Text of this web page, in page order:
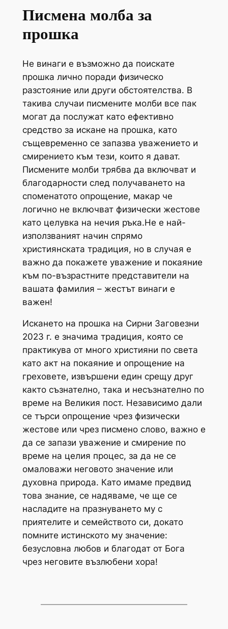
Писмена молба за
прошка
Не винаги е възможно да поискате
прошка лично поради физическо
разстояние или други обстоятелства. В
такива случаи писмените молби все пак
могат да послужат като ефективно
средство за искане на прошка, като
същевременно се запазва уважението и
смирението към тези, които я дават.
Писмените молби трябва да включват и
благодарности след получаването на
споменатото опрощение, макар че
логично не включват физически жестове
като целувка на нечия ръка.Не е най-
използваният начин спрямо
християнската традиция, но в случая е
важно да покажете уважение и покаяние
към по-възрастните представители на
вашата фамилия – жестът винаги е
важен!
Искането на прошка на Сирни Заговезни
2023 г. е значима традиция, която се
практикува от много християни по света
като акт на покаяние и опрощение на
греховете, извършени един срещу друг
както съзнателно, така и несъзнателно по
време на Великия пост. Независимо дали
се търси опрощение чрез физически
жестове или чрез писмено слово, важно е
да се запази уважение и смирение по
време на целия процес, за да не се
омаловажи неговото значение или
духовна природа. Като имаме предвид
това знание, се надяваме, че ще се
насладите на празнуването му с
приятелите и семейството си, докато
помните истинското му значение:
безусловна любов и благодат от Бога
чрез неговите възлюбени хора!